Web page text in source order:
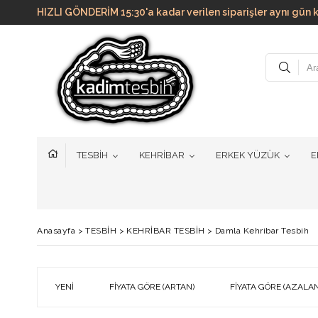
HIZLI GÖNDERİM 15:30'a kadar verilen siparişler aynı
TESBİH KEHRİBAR ERKEK YÜZÜK
Anasayfa > TESBİH > KEHRİBAR TESBİH > Damla Kehribar Tesbih
YENI FIYATA GÖRE (ARTAN) FIYATA GÖRE